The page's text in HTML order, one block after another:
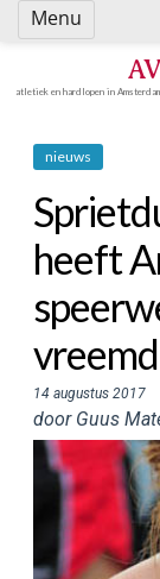
Spring
naar
atletiek en hardlopen in
nieuws
heeft
vreemd
14 augustus 2017
door Guus
Menu